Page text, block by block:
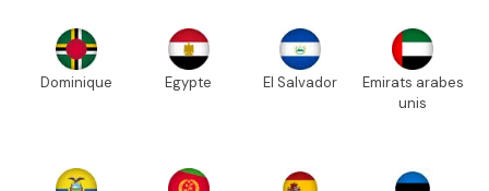
Dominique Egypte El Salvador
Emirats arabes
unis